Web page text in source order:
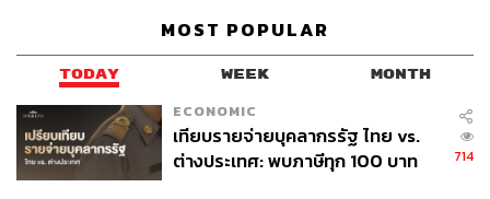
เวทีดนตรีระดับสากล”
อ้างอิง:
https://asia.nikkei.com/Life-Arts/Arts/Thai-songs-chas
e-K-pop-to-become-Asia-s-next-big-hit
MOST POPULAR
TODAY WEEK MONTH
ECONOMIC
เทียบรายจ่ายบุคลากรรัฐ ไทย vs.
ต่างประเทศ: พบภาษีทุก 100 บาท
714